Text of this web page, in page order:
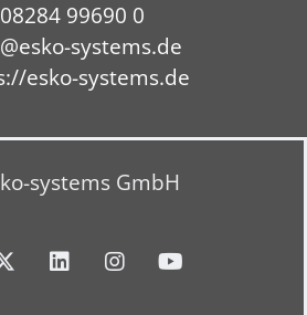
08284 99690 0
systems.de
esko-systems.de
systems GmbH
X
-
L
i
I
n
Y
o